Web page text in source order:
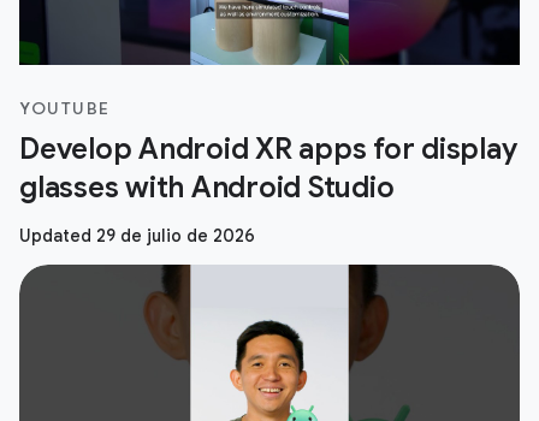
YOUTUBE
Develop Android XR apps for display
glasses with Android Studio
Updated 29 de julio de 2026